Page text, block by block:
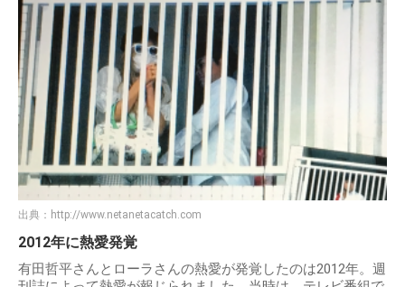
出典： http://www.netanetacatch.com
2012年に熱愛発覚
有田哲平さんとローラさんの熱愛が発覚したのは2012年。週